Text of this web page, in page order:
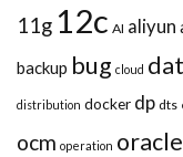
11g 12c AI aliyun
backup bug cloud
distribution docker dp dts
ocm operation oracle